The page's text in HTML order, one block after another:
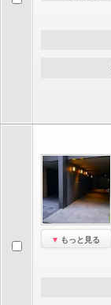
もっと見る